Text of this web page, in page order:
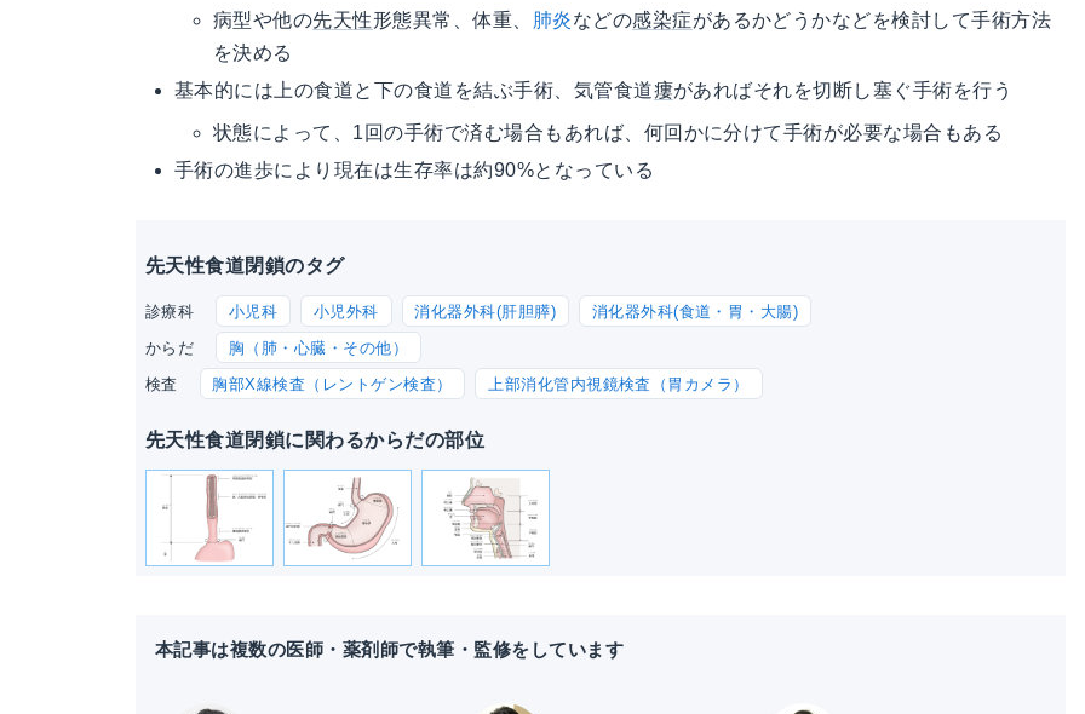
病型や他の先天性形態異常、体重、 肺炎などの感染症があるかどうかなどを検討して手術方法
を決める
基本的には上の食道と下の食道を結ぶ手術、気管食道瘻があればそれを切断し塞ぐ手術を行う
状態によって、1回の手術で済む場合もあれば、何回かに分けて手術が必要な場合もある
手術の進歩により現在は生存率は約90%となっている
先天性食道閉鎖のタグ
診療科 小児科 小児外科 消化器外科(肝胆膵) 消化器外科(食道・胃・大腸)
からだ 胸（肺・心臓・その他）
検査 胸部X線検査（レントゲン検査） 上部消化管内視鏡検査（胃カメラ）
先天性食道閉鎖に関わるからだの部位
本記事は複数の医師・薬剤師で執筆・監修をしています